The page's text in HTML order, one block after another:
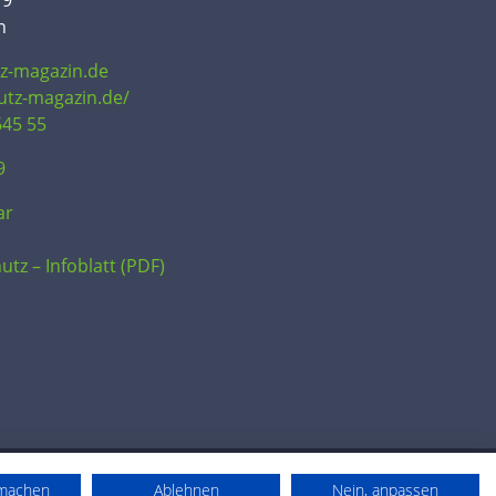
magazin.de
magazin.de/
55
– Infoblatt (PDF)
Ablehnen Nein, anpassen